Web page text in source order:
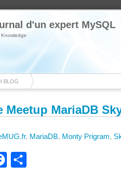
d'un expert MySQL
BLOG
Meetup MariaDB
, MariaDB, Monty Prigram,
Facebook